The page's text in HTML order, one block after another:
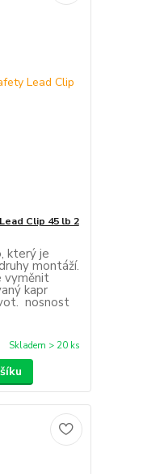
Clip 45 lb 2
který je
montáží.
vyměnit
kapr
nosnost
Skladem > 20 ks